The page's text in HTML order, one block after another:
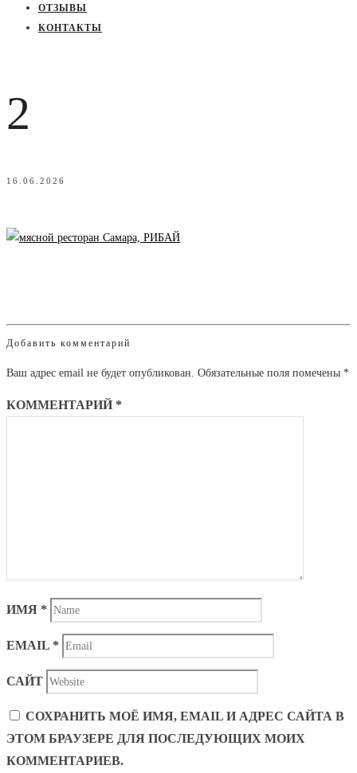
ОТЗЫВЫ
КОНТАКТЫ
2
16.06.2026
Добавить комментарий
Ваш адрес email не будет опубликован. Обязательные поля помечены *
КОММЕНТАРИЙ *
ИМЯ *
EMAIL *
САЙТ
СОХРАНИТЬ МОЁ ИМЯ, EMAIL И АДРЕС САЙТА В
ЭТОМ БРАУЗЕРЕ ДЛЯ ПОСЛЕДУЮЩИХ МОИХ
КОММЕНТАРИЕВ.